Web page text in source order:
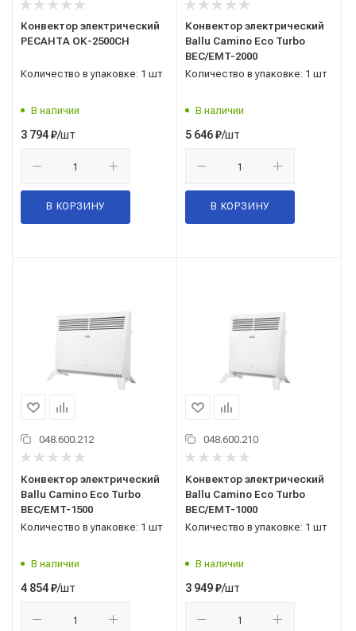
Конвектор электрический
РЕСАНТА ОК-2500СН
Количество в упаковке: 1 шт
В наличии
3 794₽/шт
В КОРЗИНУ
Конвектор электрический
Ballu Camino Eco Turbo
BEC/EMT-2000
Количество в упаковке: 1 шт
В наличии
5 646₽/шт
В КОРЗИНУ
048.600.212
Конвектор электрический
Ballu Camino Eco Turbo
BEC/EMT-1500
Количество в упаковке: 1 шт
В наличии
4 854₽/шт
048.600.210
Конвектор электрический
Ballu Camino Eco Turbo
BEC/EMT-1000
Количество в упаковке: 1 шт
В наличии
3 949₽/шт